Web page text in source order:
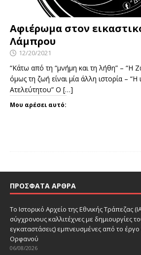
Αφιέρωμα στον
Λάμπρου
12/20/2021
“Κάτω από τη “μνήμη και τη λήθη” – “Η
όμως τη ζωή είναι μία άλλη ιστορία – “Η
Ατελεύτητου” Ο […]
Μου αρέσει αυτό:
ΠΡΌΣΦΑΤΑ ΆΡΘΡΑ
Το Ιστορικό Αρχείο της Εθνικής Τράπεζας
σύγχρονους καλλιτέχνες με δημιουργίες
εγκαταστάσεις) εμπνευσμένες από το
Ορφανού
06/08/2026